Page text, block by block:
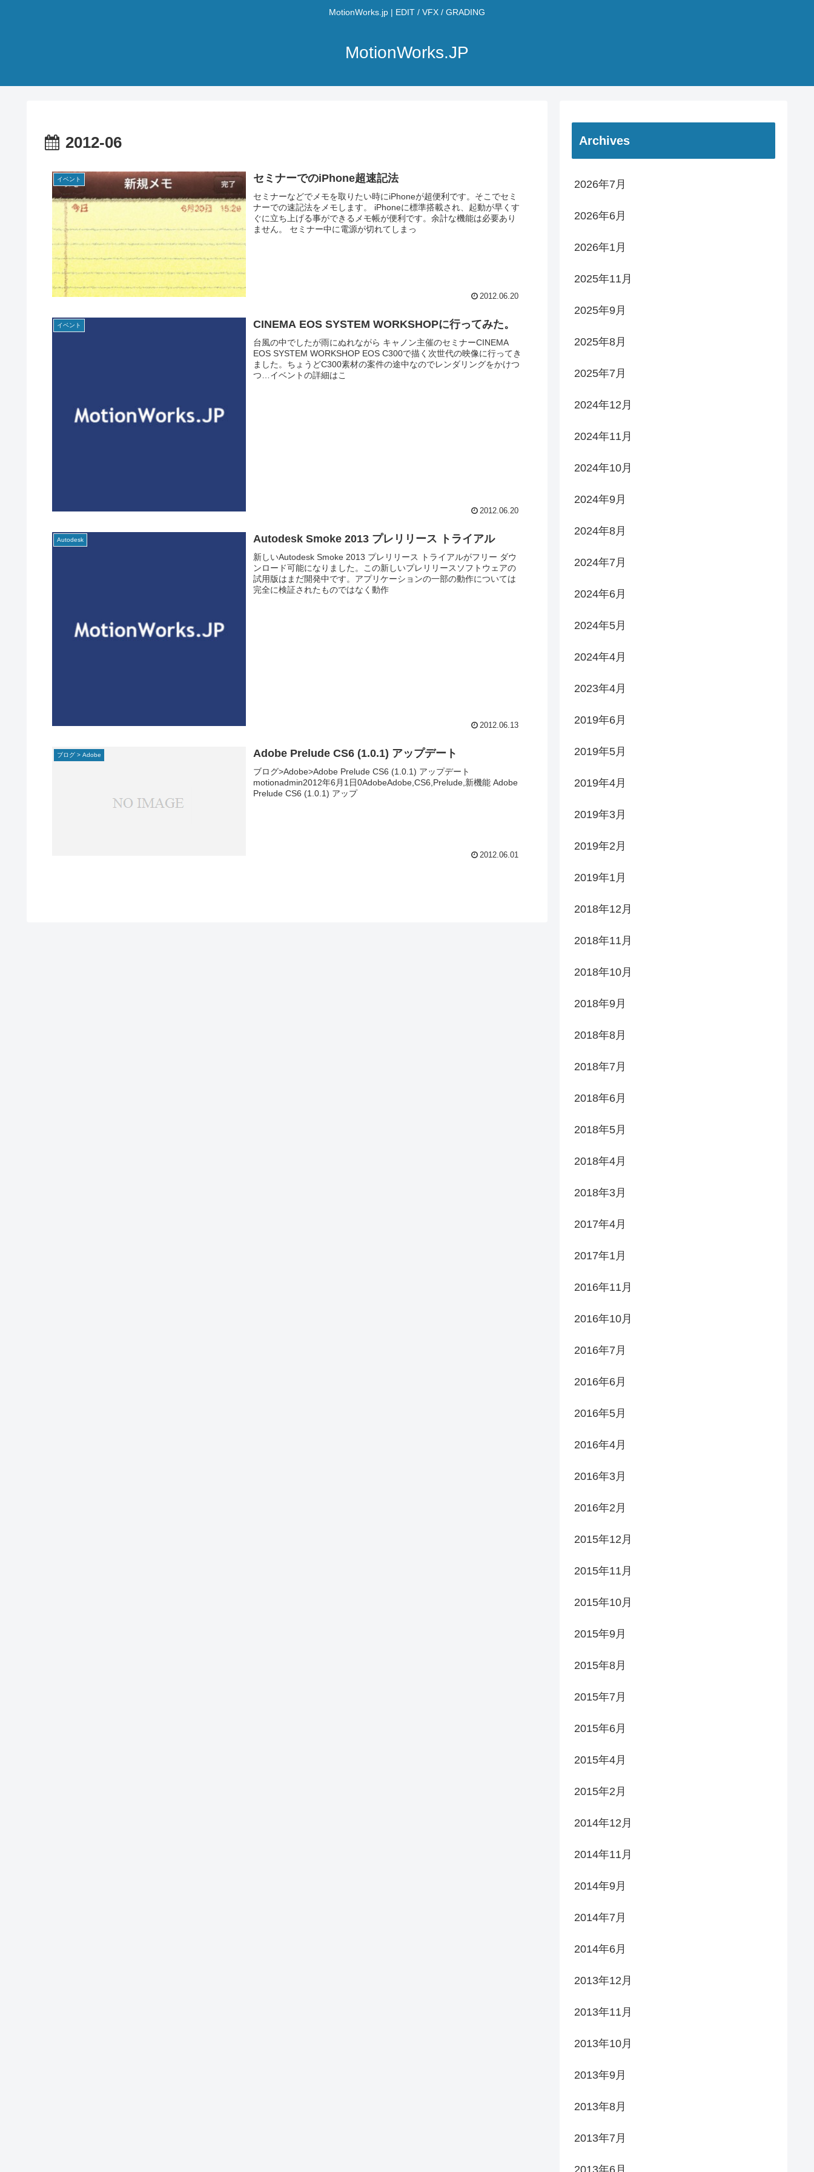
MotionWorks.jp | EDIT / VFX / GRADING
MotionWorks.JP
2012-06
イベント セミナーでのiPhone超速記法
セミナーなどでメモを取りたい時にiPhoneが超便利です。そこでセミ
ナーでの速記法をメモします。 iPhoneに標準搭載され、起動が早くす
ぐに立ち上げる事ができるメモ帳が便利です。余計な機能は必要あり
ません。 セミナー中に電源が切れてしまっ
2012.06.20
イベント CINEMA EOS SYSTEM WORKSHOPに行ってみた。
台風の中でしたが雨にぬれながら キャノン主催のセミナーCINEMA
EOS SYSTEM WORKSHOP EOS C300で描く次世代の映像に行ってき
ました。ちょうどC300素材の案件の途中なのでレンダリングをかけつ
つ…イベントの詳細はこ
2012.06.20
Autodesk Autodesk Smoke 2013 プレリリース トライアル
新しいAutodesk Smoke 2013 プレリリース トライアルがフリー ダウ
ンロード可能になりました。この新しいプレリリースソフトウェアの
試用版はまだ開発中です。アプリケーションの一部の動作については
完全に検証されたものではなく動作
2012.06.13
ブログ > Adobe Adobe Prelude CS6 (1.0.1) アップデート
ブログ>Adobe>Adobe Prelude CS6 (1.0.1) アップデート
motionadmin2012年6月1日0AdobeAdobe,CS6,Prelude,新機能 Adobe
Prelude CS6 (1.0.1) アップ
2012.06.01
Archives
2026年7月
2026年6月
2026年1月
2025年11月
2025年9月
2025年8月
2025年7月
2024年12月
2024年11月
2024年10月
2024年9月
2024年8月
2024年7月
2024年6月
2024年5月
2024年4月
2023年4月
2019年6月
2019年5月
2019年4月
2019年3月
2019年2月
2019年1月
2018年12月
2018年11月
2018年10月
2018年9月
2018年8月
2018年7月
2018年6月
2018年5月
2018年4月
2018年3月
2017年4月
2017年1月
2016年11月
2016年10月
2016年7月
2016年6月
2016年5月
2016年4月
2016年3月
2016年2月
2015年12月
2015年11月
2015年10月
2015年9月
2015年8月
2015年7月
2015年6月
2015年4月
2015年2月
2014年12月
2014年11月
2014年9月
2014年7月
2014年6月
2013年12月
2013年11月
2013年10月
2013年9月
2013年8月
2013年7月
2013年6月